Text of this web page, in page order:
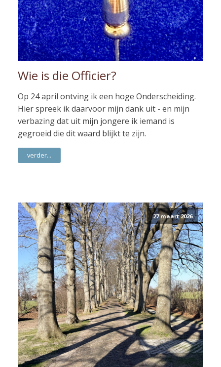
Wie is die Officier?
Op 24 april ontving ik een hoge Onderscheiding.
Hier spreek ik daarvoor mijn dank uit - en mijn
verbazing dat uit mijn jongere ik iemand is
gegroeid die dit waard blijkt te zijn.
verder...
27 maart 2026